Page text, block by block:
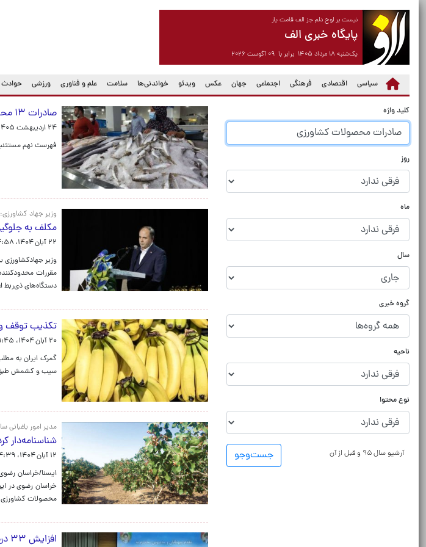
نیست بر لوح دلم جز الف قامت یار
پایگاه خبری الف
یک‌شنبه ۱۸ مرداد ۱۴۰۵ برابر با ۰۹ آگوست ۲۰۲۶
سیاسی اقتصادی فرهنگی اجتماعی جهان عکس ویدئو خواندنی‌ها سلامت علم و فناوری ورزشی حوادث
کلید واژه
روز
ماه
سال
گروه خبری
ناحیه
نوع محتوا
جست‌و‌جو آرشیو سال ۹۵ و قبل از آن
صادرات ۱۳ محصول کشاورزی آزاد شد
۲۴ اردیبهشت ۱۴۰۵، ۰۵:۰۰
فهرست نهم مستثنیات
وزیر جهاد کشاورزی:
مکلف به
۲۲ آبان ۱۴۰۴، ۱۴:۵۸
وزیر
مقررات
دستگاه‌های ذی‌ربط
تکذیب توقف
۲۰ آبان ۱۴۰۴، ۱۹:۴۵
گمرک ایران به
سیب و کشمش طبق
مدیر امور
شناسنامه‌دار
۱۲ آبان ۱۴۰۴، ۱۴:۳۹
ایسنا/خراسان
محصولات
افزایش ۳۳ درصدی صادرات محصولات کشاورزی